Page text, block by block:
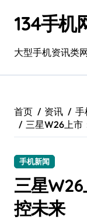
134手机
大型手机资讯类
首页 资讯 手
三星W26上市
手机新闻
三星
控未来